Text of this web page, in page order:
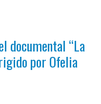
documental “La
por Ofelia